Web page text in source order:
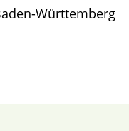
Württemberg